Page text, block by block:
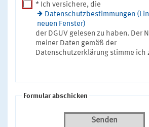
* Ich versichere, die
Datenschutzbestimmungen
neuen Fenster)
der DGUV gelesen zu haben. Der
meiner Daten gemäß der
Datenschutzerklärung stimme ich
Formular abschicken
Senden